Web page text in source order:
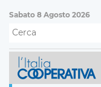
Sabato 8 Agosto 2026